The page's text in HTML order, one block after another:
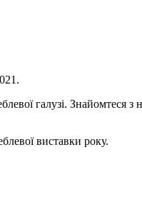
галузі. Знайомтеся з
виставки року.